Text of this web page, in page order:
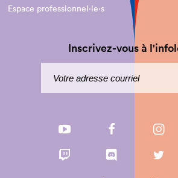
Espace professionnel·le⋅s
Inscrivez-vous à